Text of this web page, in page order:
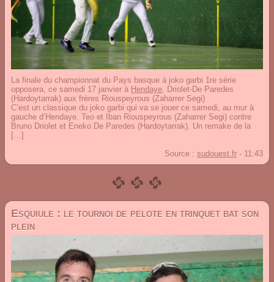
La finale du championnat du Pays basque à joko garbi 1re série
opposera, ce samedi 17 janvier à Hendaye , Driolet-De Paredes
(Hardoytarrak) aux frères Riouspeyrous (Zaharrer Segi)
C’est un classique du joko garbi qui va se jouer ce samedi, au mur à
gauche d’Hendaye. Teo et Iban Riouspeyrous (Zaharrer Segi) contre
Bruno Driolet et Eneko De Paredes (Hardoytarrak). Un remake de la
[…]
Source : sudouest.fr - 11:43
Esquiule : le tournoi de pelote en trinquet bat son
plein